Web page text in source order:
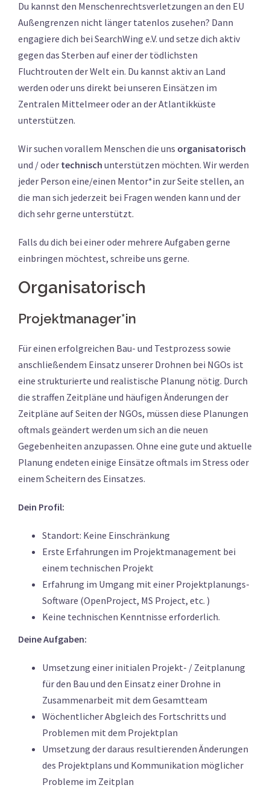
Du kannst den Menschenrechtsverletzungen an den EU
Außengrenzen nicht länger tatenlos zusehen? Dann
engagiere dich bei SearchWing e.V. und setze dich aktiv
gegen das Sterben auf einer der tödlichsten
Fluchtrouten der Welt ein. Du kannst aktiv an Land
werden oder uns direkt bei unseren Einsätzen im
Zentralen Mittelmeer oder an der Atlantikküste
unterstützen.
Wir suchen vorallem Menschen die uns organisatorisch
und / oder technisch unterstützen möchten. Wir werden
jeder Person eine/einen Mentor*in zur Seite stellen, an
die man sich jederzeit bei Fragen wenden kann und der
dich sehr gerne unterstützt.
Falls du dich bei einer oder mehrere Aufgaben gerne
einbringen möchtest, schreibe uns gerne.
Organisatorisch
Projektmanager*in
Für einen erfolgreichen Bau- und Testprozess sowie
anschließendem Einsatz unserer Drohnen bei NGOs ist
eine strukturierte und realistische Planung nötig. Durch
die straffen Zeitpläne und häufigen Änderungen der
Zeitpläne auf Seiten der NGOs, müssen diese Planungen
oftmals geändert werden um sich an die neuen
Gegebenheiten anzupassen. Ohne eine gute und aktuelle
Planung endeten einige Einsätze oftmals im Stress oder
einem Scheitern des Einsatzes.
Dein Profil:
Standort: Keine Einschränkung
Erste Erfahrungen im Projektmanagement bei
einem technischen Projekt
Erfahrung im Umgang mit einer Projektplanungs-
Software (OpenProject, MS Project, etc. )
Keine technischen Kenntnisse erforderlich.
Deine Aufgaben:
Umsetzung einer initialen Projekt- / Zeitplanung
für den Bau und den Einsatz einer Drohne in
Zusammenarbeit mit dem Gesamtteam
Wöchentlicher Abgleich des Fortschritts und
Problemen mit dem Projektplan
Umsetzung der daraus resultierenden Änderungen
des Projektplans und Kommunikation möglicher
Probleme im Zeitplan